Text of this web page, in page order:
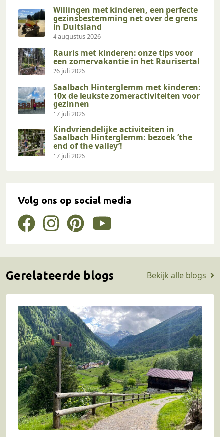
Willingen met kinderen, een perfecte
gezinsbestemming net over de grens
in Duitsland
4 augustus 2026
Rauris met kinderen: onze tips voor
een zomervakantie in het Raurisertal
26 juli 2026
Saalbach Hinterglemm met kinderen:
10x de leukste zomeractiviteiten voor
gezinnen
17 juli 2026
Kindvriendelijke activiteiten in
Saalbach Hinterglemm: bezoek ’the
end of the valley’!
17 juli 2026
Volg ons op social media
Gerelateerde blogs Bekijk alle blogs